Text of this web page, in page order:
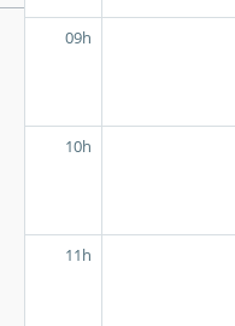
09h
10h
11h